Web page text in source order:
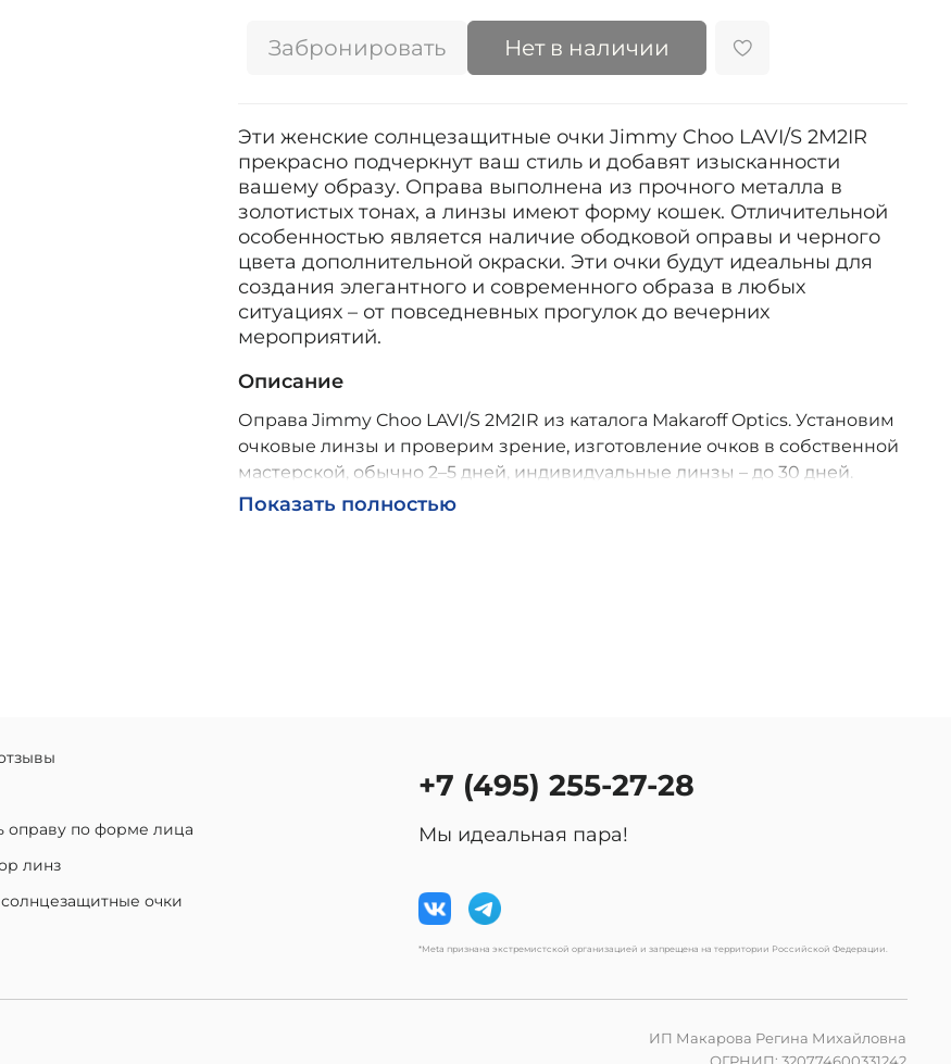
Забронировать Нет в наличии
Эти женские солнцезащитные очки Jimmy Choo LAVI/S 2M2IR
прекрасно подчеркнут ваш стиль и добавят изысканности
вашему образу. Оправа выполнена из прочного металла в
золотистых тонах, а линзы имеют форму кошек. Отличительной
особенностью является наличие ободковой оправы и черного
цвета дополнительной окраски. Эти очки будут идеальны для
создания элегантного и современного образа в любых
ситуациях – от повседневных прогулок до вечерних
мероприятий.
Описание
Оправа Jimmy Choo LAVI/S 2M2IR из каталога Makaroff Optics. Установим
очковые линзы и проверим зрение, изготовление очков в собственной
мастерской, обычно 2–5 дней, индивидуальные линзы – до 30 дней.
Возможна доставка по России.
Показать полностью
оправу по форме лица
линз
очки
+7 (495) 255-27-28
Мы идеальная пара!
*Meta признана экстремистской организацией и запрещена на территории Российской Федерации.
ИП Макарова Регина Михайловна